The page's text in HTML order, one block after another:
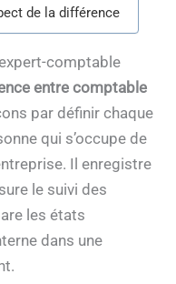
de la différence
comptable
entre comptable
par définir chaque
qui s’occupe de
Il enregistre
le suivi des
les états
dans une